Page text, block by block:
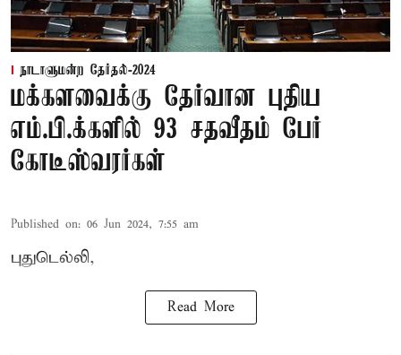
நாடாளுமன்ற தேர்தல்-2024
மக்களவைக்கு தேர்வான புதிய
எம்.பி.க்களில் 93 சதவீதம் பேர்
கோடீஸ்வரர்கள்
Published on: 06 Jun 2024, 7:55 am
புதுடெல்லி,
Read More